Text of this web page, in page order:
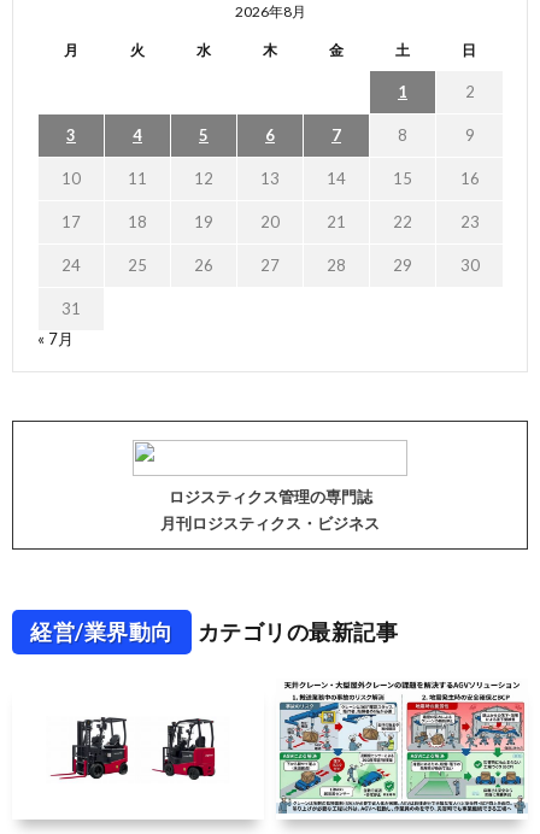
2026年8月
月 火 水 木 金 土 日
1 2
3 4 5 6 7 8 9
10 11 12 13 14 15 16
17 18 19 20 21 22 23
24 25 26 27 28 29 30
31
« 7月
ロジスティクス管理の専門誌
月刊ロジスティクス・ビジネス
経営/業界動向 カテゴリの最新記事